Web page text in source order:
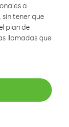
a
tener que
plan de
llamadas que